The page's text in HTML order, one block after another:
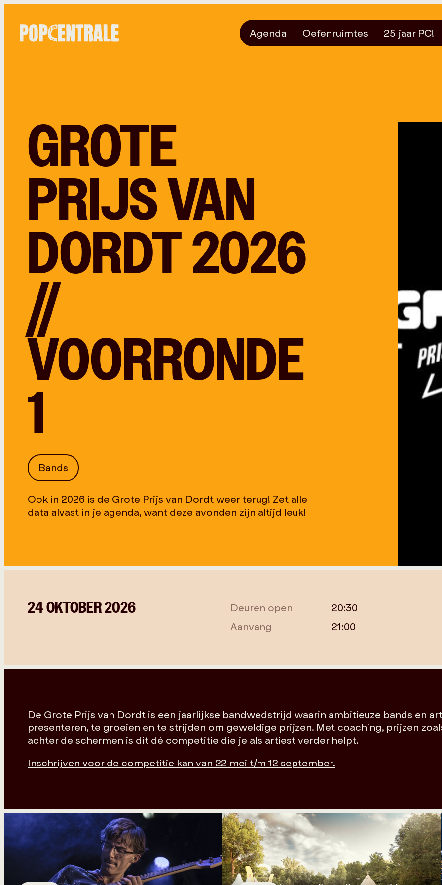
Agenda Oefenruimtes 25 jaar PC!
GROTE
PRIJS VAN
DORDT 2026
//
VOORRONDE
1
Bands
Ook in 2026 is de Grote Prijs van Dordt weer terug! Zet alle
data alvast in je agenda, want deze avonden zijn altijd leuk!
24 OKTOBER 2026 Deuren open
20:30
Aanvang
21:00
De Grote Prijs van Dordt is een jaarlijkse bandwedstrijd waarin ambitieuze bands en
presenteren, te groeien en te strijden om geweldige prijzen. Met coaching, prijzen
achter de schermen is dit dé competitie die je als artiest verder helpt.
Inschrijven voor de competitie kan van 22 mei t/m 12 september.